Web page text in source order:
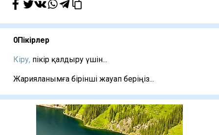
0Пікірлер
Кіру, пікір қалдыру үшін...
Жарияланымға бірінші жауап беріңіз...